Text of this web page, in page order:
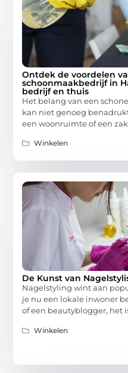
Ontdek de voordelen
schoonmaakbedrijf in
bedrijf en thuis
Het belang van een
kan niet genoeg
een woonruimte of een
Winkelen
De Kunst van
Nagelstyling wint aan
je nu een lokale inwoner
of een beautyblogger, het
Winkelen